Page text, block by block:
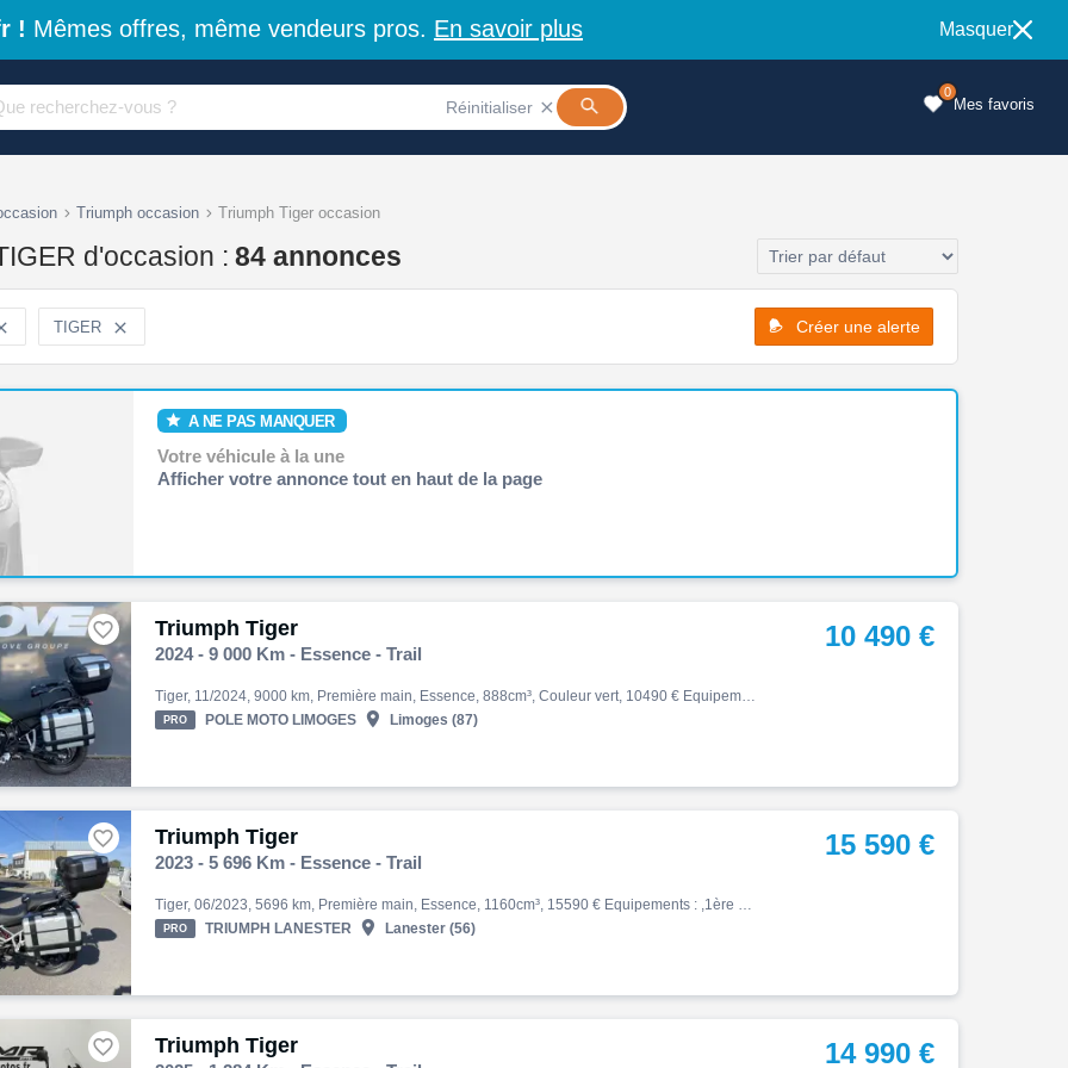
! Mêmes offres, même vendeurs pros. En savoir plus Masquer
Réinitialiser  Mes favoris
0
Triumph occasion Triumph Tiger occasion
d'occasion : 84 annonces
TIGER  Créer une alerte
A NE PAS MANQUER
Votre véhicule à la une
Afficher votre annonce tout en haut de la page
Triumph Tiger

2024 - 9 000 Km - Essence - Trail
Tiger, 11/2024, 9000 km, Première main, Essence, 888cm³, Couleur vert, 10490 € Equipements : Exemple de financement : apport de 2490 EUR et 48 mensualités de 196 EUR hors assurance facultatives ABS,Indicateur de rapport engagé,Prise 12V,Top case 2 casques,Valises,Version sport,D…
PRO POLE MOTO LIMOGES  Limoges (87)
10 490 €
Triumph Tiger

2023 - 5 696 Km - Essence - Trail
Tiger, 06/2023, 5696 km, Première main, Essence, 1160cm³, 15590 € Equipements : ,1ère main,Disponible à l'essai,Garantie 12 mois Toutes les occasions d'AXXESS MACHINE sont révisées et garanties. Concessionnaire TRIUMPH à Lanester (56), Rennes (35) et Saint-Brieuc (22) AXXESS MAC…
PRO TRIUMPH LANESTER  Lanester (56)
15 590 €
Triumph Tiger
 14 990 €